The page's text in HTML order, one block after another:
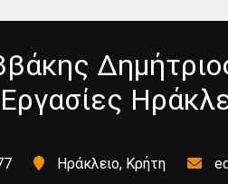
Ηράκλειο, Κρήτη